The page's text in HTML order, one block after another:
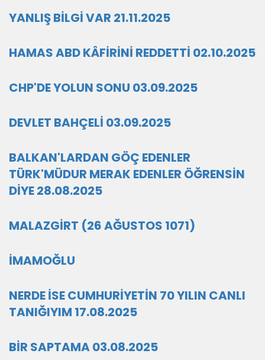
YANLIŞ BİLGİ VAR 21.11.2025
HAMAS ABD KÂFİRİNİ REDDETTİ 02.10.2025
CHP'DE YOLUN SONU 03.09.2025
DEVLET BAHÇELİ 03.09.2025
BALKAN'LARDAN GÖÇ EDENLER
TÜRK'MÜDUR MERAK EDENLER ÖĞRENSİN
DİYE 28.08.2025
MALAZGİRT (26 AĞUSTOS 1071)
İMAMOĞLU
NERDE İSE CUMHURİYETİN 70 YILIN CANLI
TANIĞIYIM 17.08.2025
BİR SAPTAMA 03.08.2025